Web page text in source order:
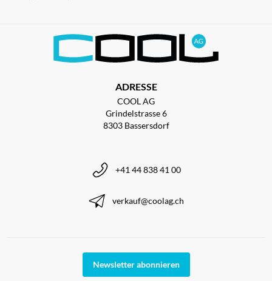
ADRESSE
COOL AG
Grindelstrasse 6
8303 Bassersdorf
+41 44 838 41 00
verkauf@coolag.ch
Newsletter abonnieren